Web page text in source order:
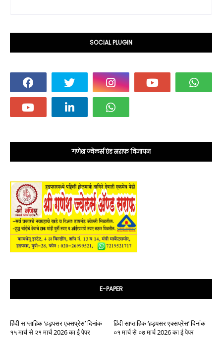
SOCIAL PLUGIN
गणेश ज्वेलर्स एंड सराफ विज्ञापन
E-PAPER
हिंदी साप्ताहिक ‘हड़पसर एक्सप्रेस’ दिनांक
१५ मार्च से २१ मार्च 2026 का ई पेपर
हिंदी साप्ताहिक ‘हड़पसर एक्सप्रेस’ दिनांक
०१ मार्च से ०७ मार्च 2026 का ई पेपर